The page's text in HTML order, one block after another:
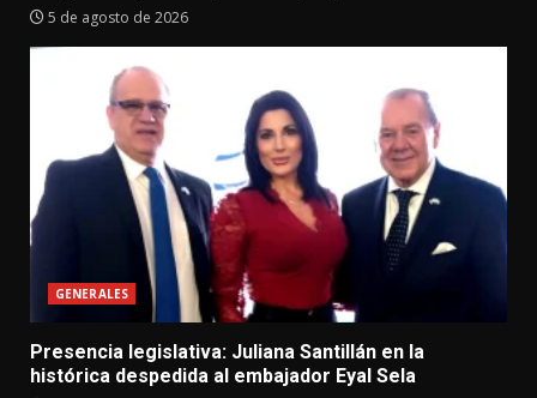
5 de agosto de 2026
GENERALES
Presencia legislativa: Juliana Santillán en la
histórica despedida al embajador Eyal Sela